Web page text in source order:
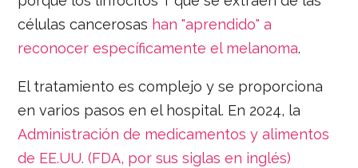
células cancerosas han "aprendido" a
reconocer específicamente el melanoma.
El tratamiento es complejo y se proporciona
en varios pasos en el hospital. En 2024, la
Administración de medicamentos y alimentos
de EE.UU. (FDA, por sus siglas en inglés)